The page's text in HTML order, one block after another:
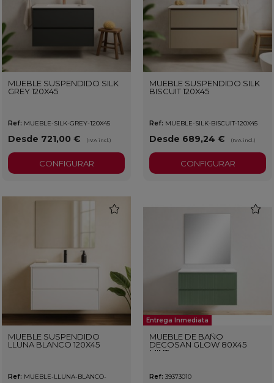
MUEBLE SUSPENDIDO SILK
GREY 120X45
Ref: MUEBLE-SILK-GREY-120X45
Desde 721,00 € (IVA incl.)
CONFIGURAR
MUEBLE SUSPENDIDO SILK
BISCUIT 120X45
Ref: MUEBLE-SILK-BISCUIT-120X45
Desde 689,24 € (IVA incl.)
CONFIGURAR
MUEBLE SUSPENDIDO
LLUNA BLANCO 120X45
Ref: MUEBLE-LLUNA-BLANCO-
Entrega Inmediata
MUEBLE DE BAÑO
DECOSAN GLOW 80X45
MINT
Ref: 39373010